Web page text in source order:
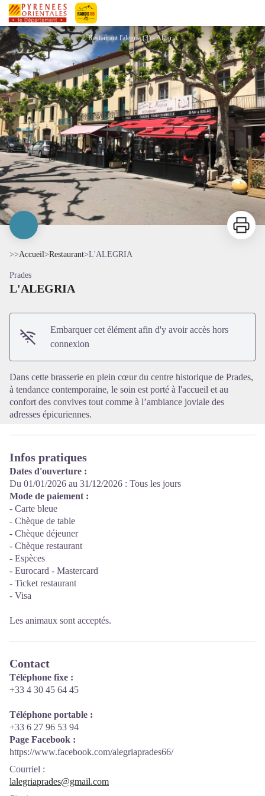
Pyrénées-Orientales Le Département
L'ALEGRIA
Restaurant l'alegria (3) - Alegria
Voir l'image en plein écran
Imprimer
>>Accueil>Restaurant>L'ALEGRIA
Prades
L'ALEGRIA
Embarquer cet élément afin d'y avoir accès hors
connexion
Dans cette brasserie en plein cœur du centre historique de Prades,
à tendance contemporaine, le soin est porté à l'accueil et au
confort des convives tout comme à l’ambiance joviale des
adresses épicuriennes.
Infos pratiques
Dates d'ouverture :
Du 01/01/2026 au 31/12/2026 : Tous les jours
Mode de paiement :
- Carte bleue
- Chèque de table
- Chèque déjeuner
- Chèque restaurant
- Espèces
- Eurocard - Mastercard
- Ticket restaurant
- Visa
Les animaux sont acceptés.
Contact
Téléphone fixe :
+33 4 30 45 64 45
Téléphone portable :
+33 6 27 96 53 94
Page Facebook :
https://www.facebook.com/alegriaprades66/
Courriel :
lalegriaprades@gmail.com